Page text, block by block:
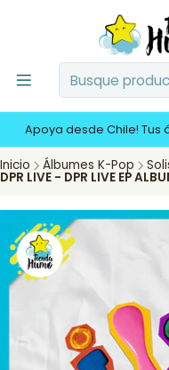
Apoya desde Chile! Tus
Inicio Álbumes K-Pop
DPR LIVE - DPR LIVE EP